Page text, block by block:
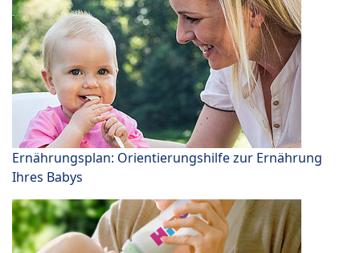
Ernährungsplan: Orientierungshilfe zur Ernährung
Ihres Babys